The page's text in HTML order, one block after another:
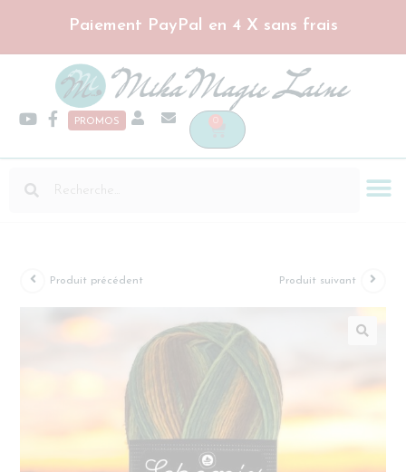
Paiement PayPal en 4 X sans frais
PROMOS
Produit précédent Produit suivant